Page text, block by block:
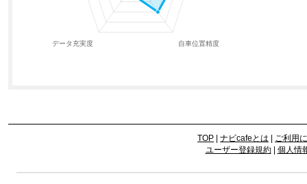
TOP ナビcafeとは
ご利用
ユーザー登録規約| 個人情